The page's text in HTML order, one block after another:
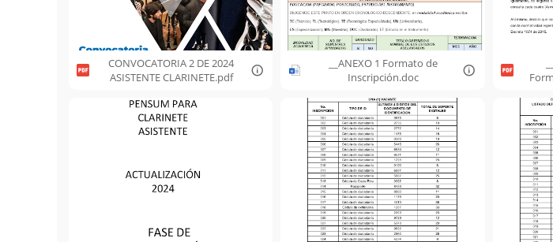
CONVOCATORIA 2 DE 2024
ASISTENTE CLARINETE.pdf
__ANEXO 1 Formato de
Inscripción.doc